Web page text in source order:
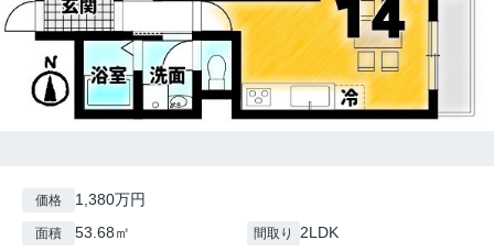
価格 1,380万円
面積 53.68㎡ 間取り 2LDK